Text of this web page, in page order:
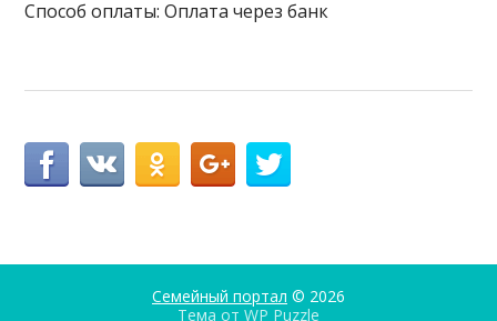
Способ оплаты: Оплата через банк
Семейный портал © 2026
Тема от WP Puzzle